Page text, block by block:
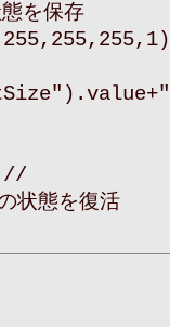
を保存
//
態を復活